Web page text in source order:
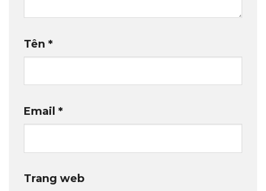
Tên *
Email *
Trang web